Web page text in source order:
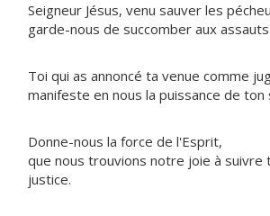
Seigneur Jésus, venu sauver les
garde-nous de succomber aux assauts
Toi qui as annoncé ta venue comme
manifeste en nous la puissance de ton
Donne-nous la force de l'Esprit,
que nous trouvions notre joie à suivre
justice.